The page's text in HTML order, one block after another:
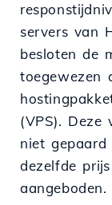
servers van
besloten de
toegewezen
(VPS). Deze
niet
dezelfde
aangeboden.